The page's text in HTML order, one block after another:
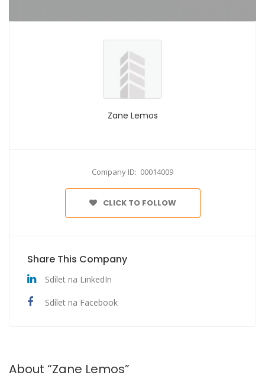
Zane Lemos
Company ID: 00014009
CLICK TO FOLLOW
Share This Company
Sdílet na LinkedIn
Sdílet na Facebook
About “Zane Lemos”